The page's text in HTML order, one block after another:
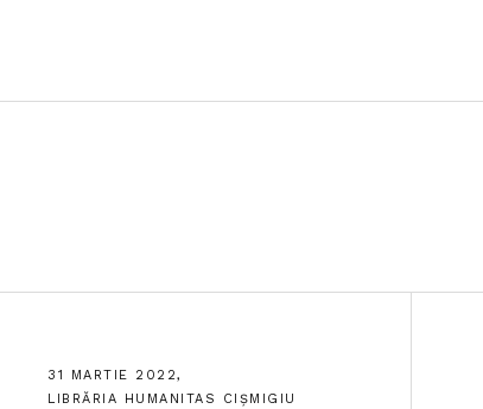
31 MARTIE 2022,
LIBRĂRIA HUMANITAS CIȘMIGIU